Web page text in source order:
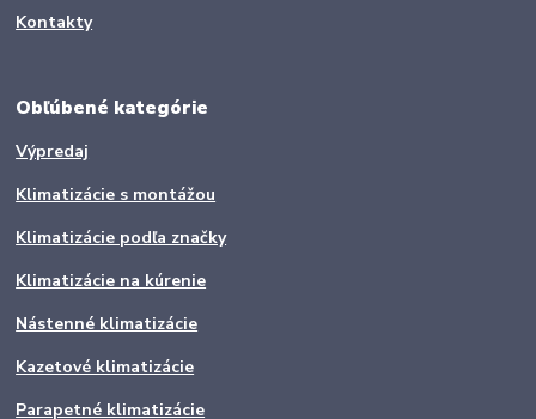
Kontakty
Obľúbené kategórie
Výpredaj
Klimatizácie s montážou
Klimatizácie podľa značky
Klimatizácie na kúrenie
Nástenné klimatizácie
Kazetové klimatizácie
Parapetné klimatizácie